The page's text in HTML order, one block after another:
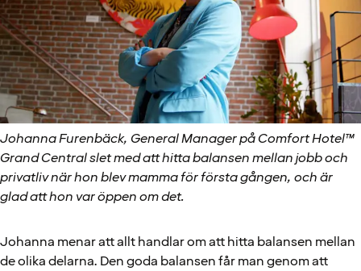
Johanna Furenbäck, General Manager på Comfort Hotel™
Grand Central slet med att hitta balansen mellan jobb och
privatliv när hon blev mamma för första gången, och är
glad att hon var öppen om det.
Johanna menar att allt handlar om att hitta balansen mellan
de olika delarna. Den goda balansen får man genom att